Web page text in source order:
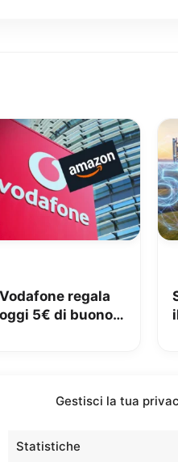
Gestisci la tua
Statistiche
Vodafone regala
oggi 5€ di buono